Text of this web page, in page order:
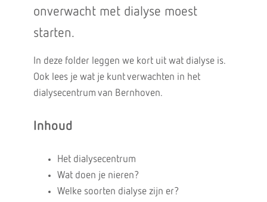
onverwacht met dialyse moest
starten.
In deze folder leggen we kort uit wat dialyse is.
Ook lees je wat je kunt verwachten in het
dialysecentrum van Bernhoven.
Inhoud
Het dialysecentrum
Wat doen je nieren?
Welke soorten dialyse zijn er?